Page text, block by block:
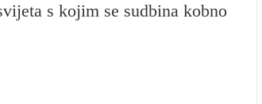
s kojim se sudbina kobno